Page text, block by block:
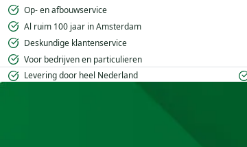
Op- en afbouwservice
Al ruim 100 jaar in Amsterdam
Deskundige klantenservice
Voor bedrijven en particulieren
Levering door heel Nederland